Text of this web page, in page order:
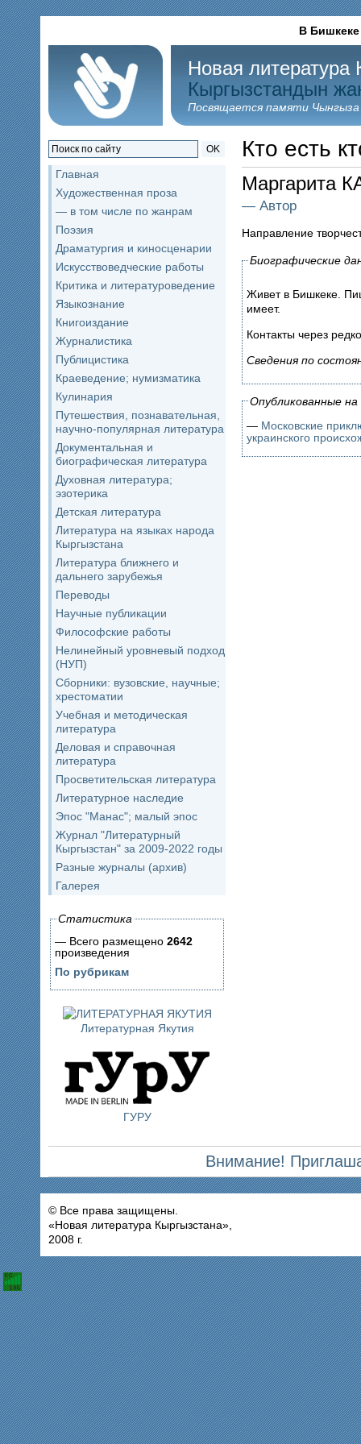
В Бишкеке
Новая литература
Кыргызстандын
Посвящается памяти
OK
Главная
Художественная проза
— в том числе по жанрам
Поэзия
Драматургия и киносценарии
Искусствоведческие работы
Критика и литературоведение
Языкознание
Книгоиздание
Журналистика
Публицистика
Краеведение; нумизматика
Кулинария
Путешествия, познавательная,
научно-популярная литература
Документальная и
биографическая литература
Духовная литература;
эзотерика
Детская литература
Литература на языках народа
Кыргызстана
Литература ближнего и
дальнего зарубежья
Переводы
Научные публикации
Философские работы
Нелинейный уровневый подход
(НУП)
Сборники: вузовские, научные;
хрестоматии
Учебная и методическая
литература
Деловая и справочная
литература
Просветительская литература
Литературное наследие
Эпос "Манас"; малый эпос
Журнал "Литературный
Кыргызстан" за 2009-2022 годы
Разные журналы (архив)
Галерея
Статистика
— Всего размещено 2642
произведения
По рубрикам
Литературная Якутия
ГУРУ
Кто есть
Маргарита
— Автор
Направление
Биографические
Живет в Бишкеке.
имеет.
Контакты через
Сведения по
Опубликованные
— Московские
украинского
Внимание!
© Все права защищены.
«Новая литература Кыргызстана»,
2008 г.